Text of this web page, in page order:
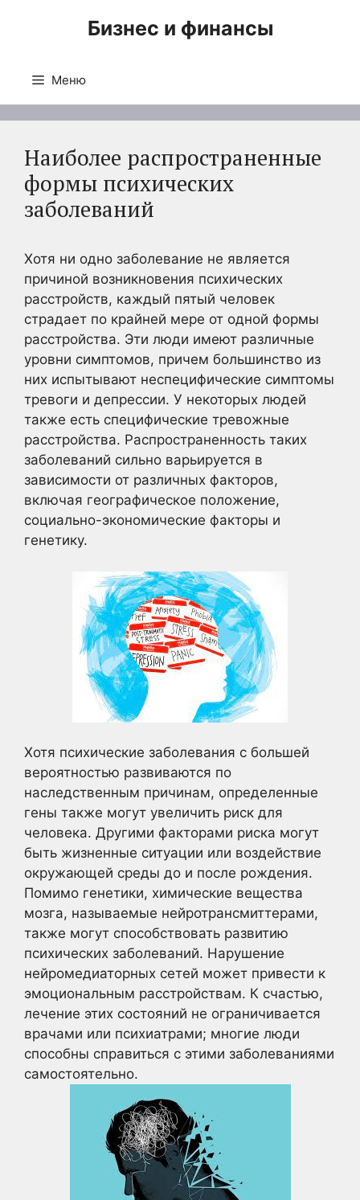
Бизнес и финансы
Меню
Наиболее распространенные
формы психических
заболеваний
Хотя ни одно заболевание не является
причиной возникновения психических
расстройств, каждый пятый человек
страдает по крайней мере от одной формы
расстройства. Эти люди имеют различные
уровни симптомов, причем большинство из
них испытывают неспецифические симптомы
тревоги и депрессии. У некоторых людей
также есть специфические тревожные
расстройства. Распространенность таких
заболеваний сильно варьируется в
зависимости от различных факторов,
включая географическое положение,
социально-экономические факторы и
генетику.
Хотя психические заболевания с большей
вероятностью развиваются по
наследственным причинам, определенные
гены также могут увеличить риск для
человека. Другими факторами риска могут
быть жизненные ситуации или воздействие
окружающей среды до и после рождения.
Помимо генетики, химические вещества
мозга, называемые нейротрансмиттерами,
также могут способствовать развитию
психических заболеваний. Нарушение
нейромедиаторных сетей может привести к
эмоциональным расстройствам. К счастью,
лечение этих состояний не ограничивается
врачами или психиатрами; многие люди
способны справиться с этими заболеваниями
самостоятельно.